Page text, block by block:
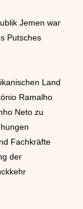
Jemen war
Putsches
Land
Ramalho
Neto zu
Fachkräfte
der